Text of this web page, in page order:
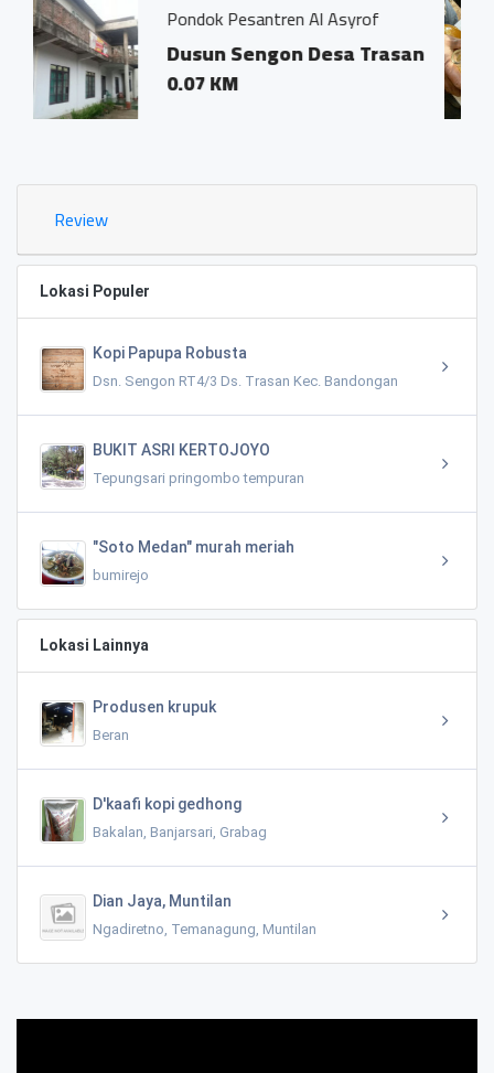
Pesantren Al Asyrof
Sengon Desa Trasan
KM
Jamu
Dsn.
Trasan
0.03 KM
Review
Lokasi Populer
Kopi Papupa Robusta
Dsn. Sengon RT4/3 Ds. Trasan Kec. Bandongan
BUKIT ASRI KERTOJOYO
Tepungsari pringombo tempuran
"Soto Medan" murah meriah
bumirejo
Lokasi Lainnya
Produsen krupuk
Beran
D'kaafi kopi gedhong
Bakalan, Banjarsari, Grabag
Dian Jaya, Muntilan
Ngadiretno, Temanagung, Muntilan